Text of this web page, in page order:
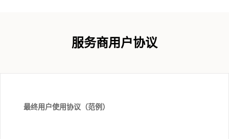
服务商用户协议
最终用户使用协议（范例）